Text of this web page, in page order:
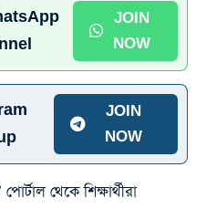
JOIN
NOW
JOIN
NOW
থেকে শিক্ষার্থীরা